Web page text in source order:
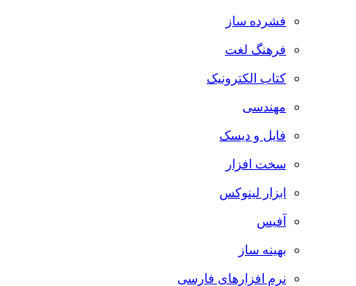
فشرده ساز
فرهنگ لغت
کتاب الکترونیک
مهندسی
فایل و دیسک
سخت افزار
ابزار لینوکس
آفیس
بهینه ساز
نرم افزارهای فارسی